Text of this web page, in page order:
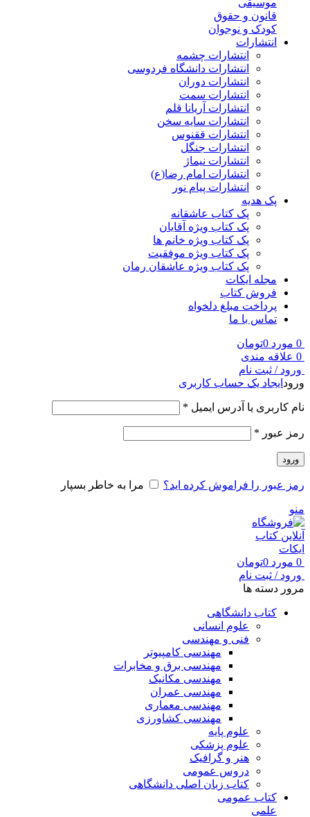
موسیقی
قانون و حقوق
کودک و نوجوان
انتشارات
انتشارات چشمه
انتشارات دانشگاه فردوسی
انتشارات دوران
انتشارات سمت
انتشارات آریانا قلم
انتشارات سایه سخن
انتشارات ققنوس
انتشارات جنگل
انتشارات نیماژ
انتشارات امام رضا(ع)
انتشارات پیام نور
پک هدیه
پک کتاب عاشقانه
پک کتاب ویژه آقایان
پک کتاب ویژه خانم ها
پک کتاب ویژه موفقیت
پک کتاب ویژه عاشقان رمان
مجله ایکات
فروش کتاب
پرداخت مبلغ دلخواه
تماس با ما
0 مورد 0تومان
0 علاقه مندی
ورود / ثبت نام
ورود ایجاد یک حساب کاربری
نام کاربری یا آدرس ایمیل *
رمز عبور *
ورود
رمز عبور را فراموش کرده اید؟ مرا به خاطر بسپار
منو
0 مورد 0تومان
ورود / ثبت نام
مرور دسته ها
کتاب دانشگاهی
علوم انسانی
فنی و مهندسی
مهندسی کامپیوتر
مهندسی برق و مخابرات
مهندسی مکانیک
مهندسی عمران
مهندسی معماری
مهندسی کشاورزی
علوم پایه
علوم پزشکی
هنر و گرافیک
دروس عمومی
کتاب زبان اصلی دانشگاهی
کتاب عمومی
علمی